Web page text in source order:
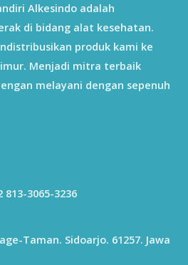
Alkesindo adalah
di bidang alat kesehatan.
produk kami ke
Menjadi mitra terbaik
melayani dengan sepenuh
813-3065-3236
Taman. Sidoarjo. 61257. Jawa